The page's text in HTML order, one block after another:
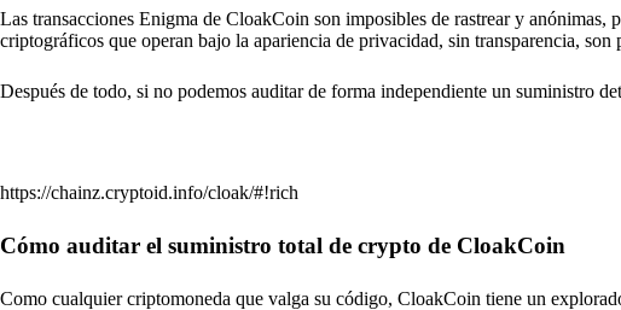
Las transacciones Enigma de CloakCoin son imposibles de rastrear y
criptográficos que operan bajo la apariencia de privacidad, sin transparencia,
Después de todo, si no podemos auditar de forma independiente un suministro
https://chainz.cryptoid.info/cloak/#!rich
Cómo auditar el suministro total de crypto de CloakCoin
Como cualquier criptomoneda que valga su código, CloakCoin tiene un